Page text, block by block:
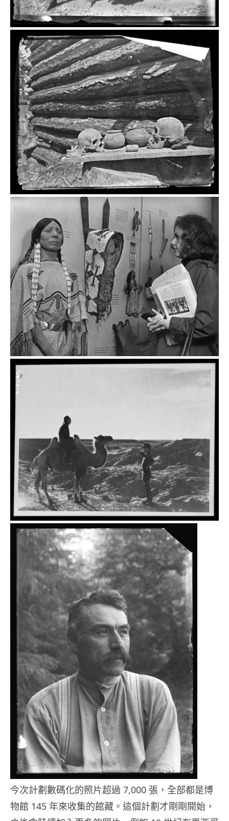
今次計劃數碼化的照片超過 7,000 張，全部都是博
物館 145 年來收集的館藏。這個計劃才剛剛開始，